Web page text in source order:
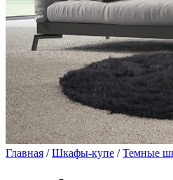
Главная /Шкафы-купе /Темные